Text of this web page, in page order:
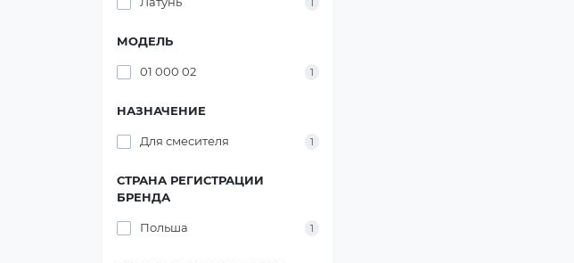
1
МОДЕЛЬ
01 000 02 1
НАЗНАЧЕНИЕ
Для смесителя 1
СТРАНА РЕГИСТРАЦИИ
БРЕНДА
Польша 1